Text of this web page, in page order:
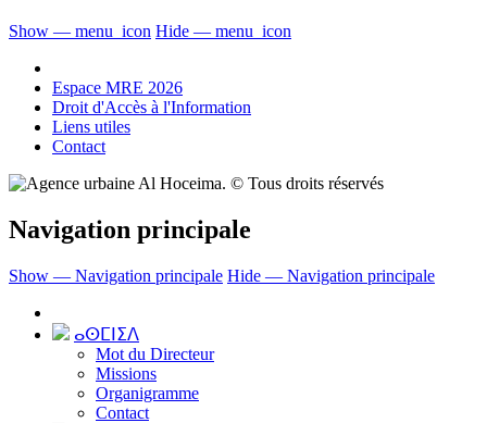
Show — menu_icon Hide — menu_icon
Espace MRE 2026
Droit d'Accès à l'Information
Liens utiles
Contact
Navigation principale
Show — Navigation principale Hide — Navigation principale
ⴰⵙⵎⵏⵉⴷ
Mot du Directeur
Missions
Organigramme
Contact